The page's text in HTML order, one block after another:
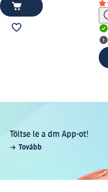
Töltse le a dm App-ot!
Tovább